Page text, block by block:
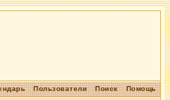
Помощь
Поиск
Пользователи